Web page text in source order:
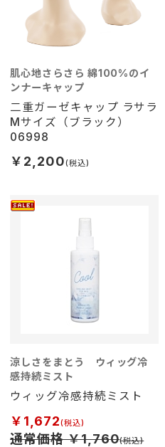
二重ガーゼキャップ ラサラ
Mサイズ（ブラック）
06998
肌心地さらさら 綿100%のイ
ンナーキャップ
￥2,200
ウィッグ冷感持続ミスト
涼しさをまとう ウィッグ冷
感持続ミスト
￥1,672
通常価格 ￥1,760